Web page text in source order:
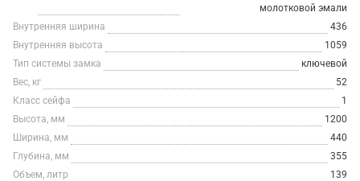
молотковой эмали
Внутренняя ширина
436
Внутренняя высота
1059
Тип системы замка
ключевой
Вес, кг
52
Класс сейфа
1
Высота, мм
1200
Ширина, мм
440
Глубина, мм
355
Объем, литр
139